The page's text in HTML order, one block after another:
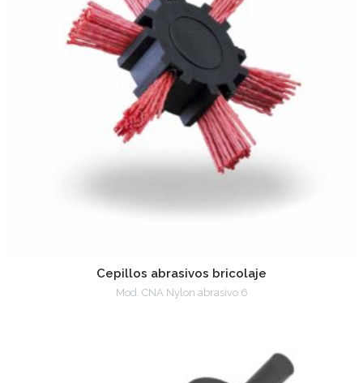
Cepillos abrasivos bricolaje
Mod. CNA Nylon abrasivo 6